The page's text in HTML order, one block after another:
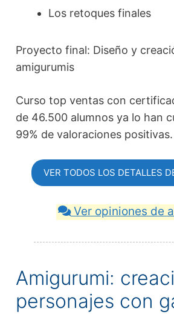
Los retoques finales
Proyecto final: Diseño y
amigurumis
Curso top ventas con
de 46.500 alumnos ya lo han
99% de valoraciones positivas.
VER TODOS LOS DETALLES
Ver opiniones de
Amigurumi:
personajes con